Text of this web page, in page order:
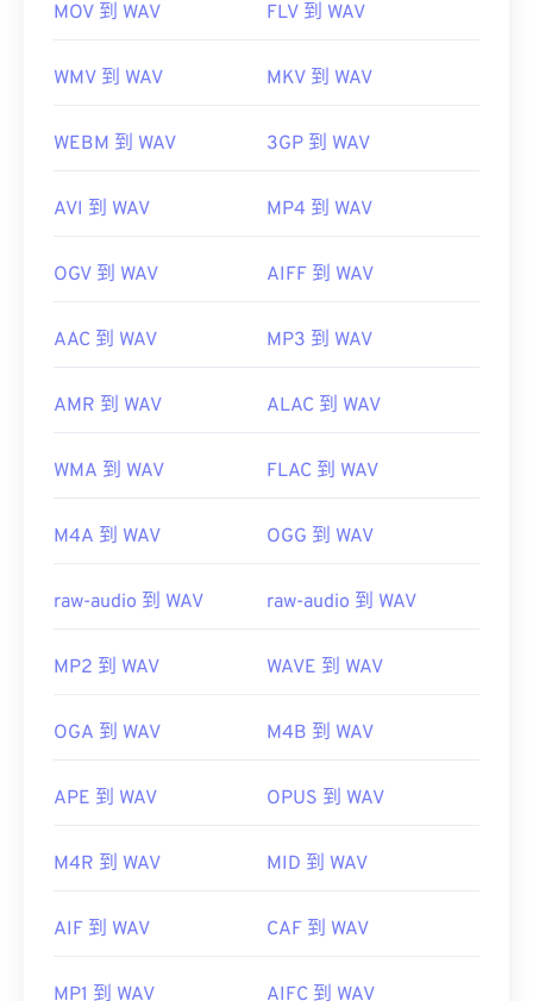
MOV 到 WAV FLV 到 WAV
WMV 到 WAV MKV 到 WAV
WEBM 到 WAV 3GP 到 WAV
AVI 到 WAV MP4 到 WAV
OGV 到 WAV AIFF 到 WAV
AAC 到 WAV MP3 到 WAV
AMR 到 WAV ALAC 到 WAV
WMA 到 WAV FLAC 到 WAV
M4A 到 WAV OGG 到 WAV
raw-audio 到 WAV raw-audio 到 WAV
MP2 到 WAV WAVE 到 WAV
OGA 到 WAV M4B 到 WAV
APE 到 WAV OPUS 到 WAV
M4R 到 WAV MID 到 WAV
AIF 到 WAV CAF 到 WAV
MP1 到 WAV AIFC 到 WAV